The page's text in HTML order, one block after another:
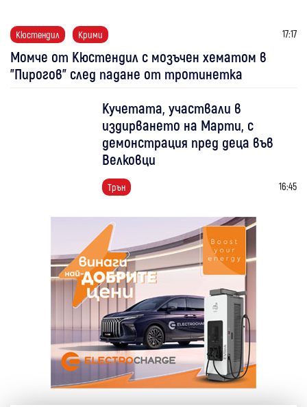
Кюстендил Крими 17:17
Момче от Кюстендил с мозъчен хематом в
"Пирогов" след падане от тротинетка
Кучетата, участвали в
издирването на Марти, с
демонстрация пред деца във
Велковци
Трън 16:45